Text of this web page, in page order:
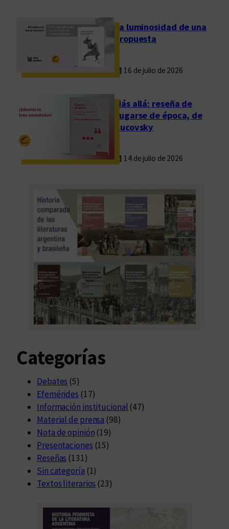
La luminosidad de una
propuesta
16 de julio de 2026
Más allá: reseña de
Fugarse de época, de
Rucovsky
14 de julio de 2026
Categorías
Debates (5)
Efemérides (17)
Información institucional (47)
Material de prensa (98)
Nota de opinión (19)
Presentaciones (15)
Reseñas (131)
Sin categoría (1)
Textos literarios (23)